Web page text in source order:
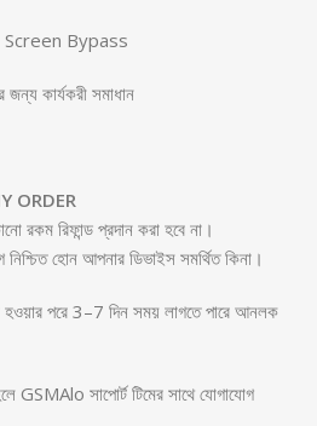
Bypass
কার্যকরী সমাধান
ORDER
রকম রিফান্ড প্রদান করা হবে না।
হোন আপনার ডিভাইস সমর্থিত কিনা।
হওয়ার পরে 3–7 দিন সময় লাগতে পারে আনলক
GSMAlo সাপোর্ট টিমের সাথে যোগাযোগ